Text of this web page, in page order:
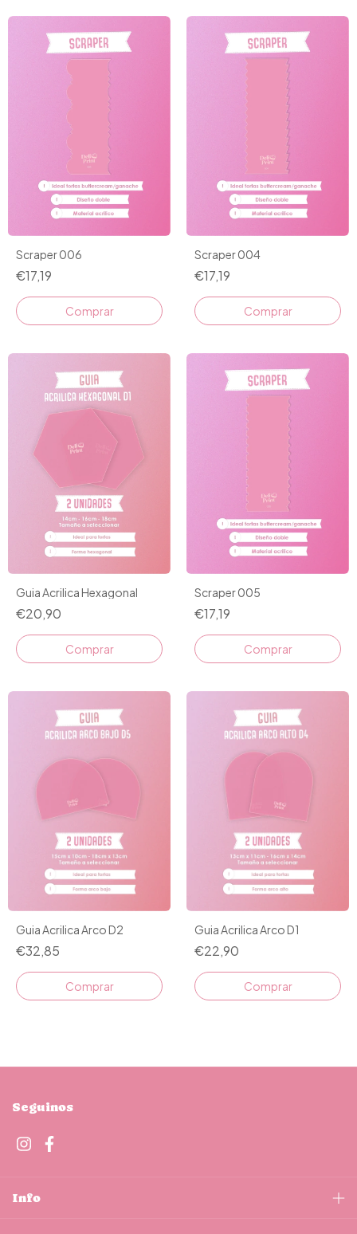
Scraper 006
€17,19
Scraper 004
€17,19
Guia Acrilica Hexagonal
€20,90
Comprar
Scraper 005
€17,19
Guia Acrilica Arco D2
€32,85
Comprar
Guia Acrilica Arco D1
€22,90
Comprar
Seguinos
Info